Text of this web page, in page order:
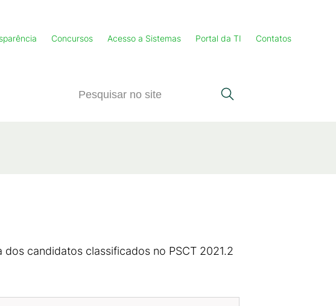
Concursos Acesso a Sistemas Portal da TI Contatos
candidatos classificados no PSCT 2021.2